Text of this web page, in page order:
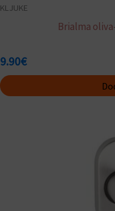
KLJUKE
Brialma
9.90€